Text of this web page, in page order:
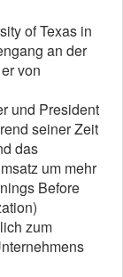
of Texas in
an der
von
und President
seiner Zeit
das
um mehr
Before
zum